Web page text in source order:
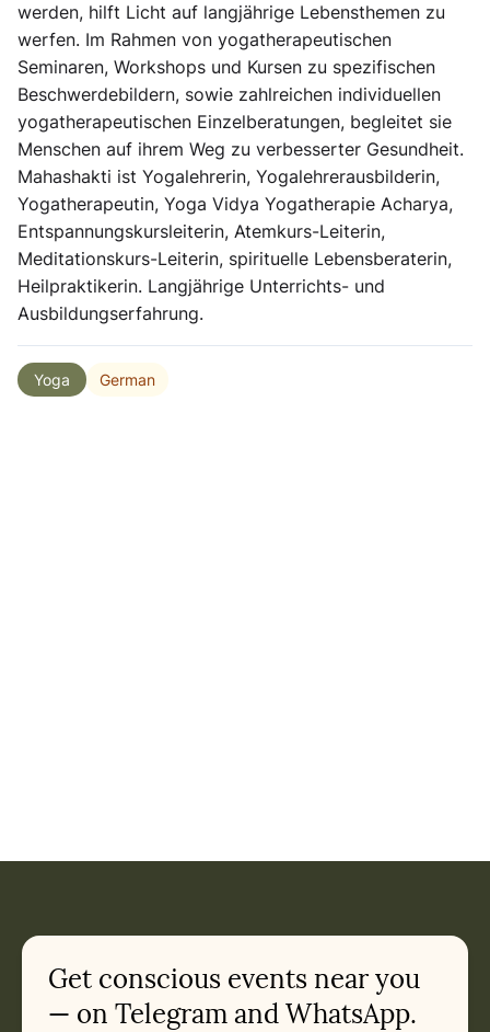
werden, hilft Licht auf langjährige Lebensthemen zu
werfen. Im Rahmen von yogatherapeutischen
Seminaren, Workshops und Kursen zu spezifischen
Beschwerdebildern, sowie zahlreichen individuellen
yogatherapeutischen Einzelberatungen, begleitet sie
Menschen auf ihrem Weg zu verbesserter Gesundheit.
Mahashakti ist Yogalehrerin, Yogalehrerausbilderin,
Yogatherapeutin, Yoga Vidya Yogatherapie Acharya,
Entspannungskursleiterin, Atemkurs-Leiterin,
Meditationskurs-Leiterin, spirituelle Lebensberaterin,
Heilpraktikerin. Langjährige Unterrichts- und
Ausbildungserfahrung.
Yoga German
Get conscious events near you
— on Telegram and WhatsApp.